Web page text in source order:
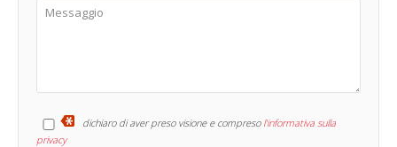
dichiaro di aver preso visione e compreso l'informativa sulla
privacy